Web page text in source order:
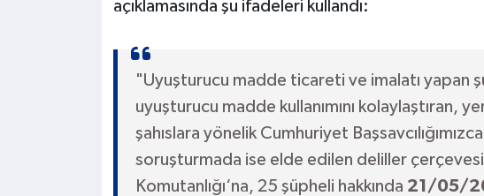
açıklamasında şu ifadeleri kullandı:
"Uyuşturucu madde ticareti ve imalatı yapan
uyuşturucu madde kullanımını kolaylaştıran,
şahıslara yönelik Cumhuriyet
soruşturmada ise elde edilen deliller
Komutanlığı‘na, 25 şüpheli hakkında 21/05/